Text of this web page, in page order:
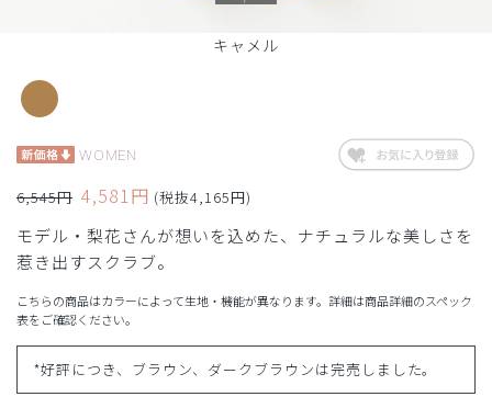
キャメル
WOMEN
6,545円 4,581円 (税抜4,165円)
モデル・梨花さんが想いを込めた、ナチュラルな美しさを
惹き出すスクラブ。
こちらの商品はカラーによって生地・機能が異なります。詳細は商品詳細のスペック
表をご確認ください。
*好評につき、ブラウン、ダークブラウンは完売しました。